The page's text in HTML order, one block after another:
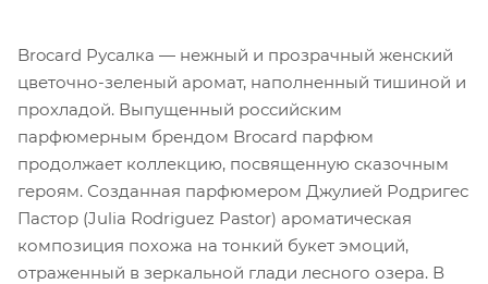
Brocard Русалка — нежный и прозрачный женский
цветочно-зеленый аромат, наполненный тишиной и
прохладой. Выпущенный российским
парфюмерным брендом Brocard парфюм
продолжает коллекцию, посвященную сказочным
героям. Созданная парфюмером Джулией Родригес
Пастор (Julia Rodriguez Pastor) ароматическая
композиция похожа на тонкий букет эмоций,
отраженный в зеркальной глади лесного озера. В